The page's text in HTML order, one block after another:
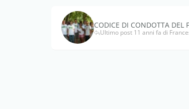
CODICE DI CONDOTTA DEL
Ultimo post 11 anni fa di